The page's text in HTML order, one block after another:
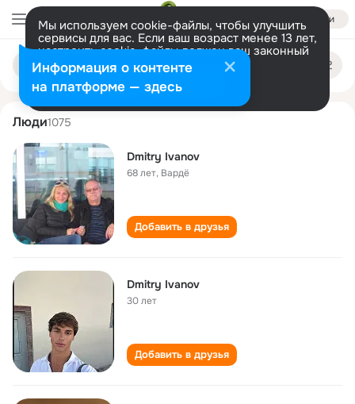
Войти
Мы используем cookie-файлы, чтобы улучшить
сервисы для вас. Если ваш возраст менее 13 лет,
настроить cookie-файлы должен ваш законный
представитель. Больше информации
Разрешить все Настроить
Поиск
людям
dmitry ivanov
Люди1075
Dmitry Ivanov
68 лет, Вардё
Добавить в друзья
Dmitry Ivanov
30 лет
Добавить в друзья
Информация о контенте
на платформе — здесь